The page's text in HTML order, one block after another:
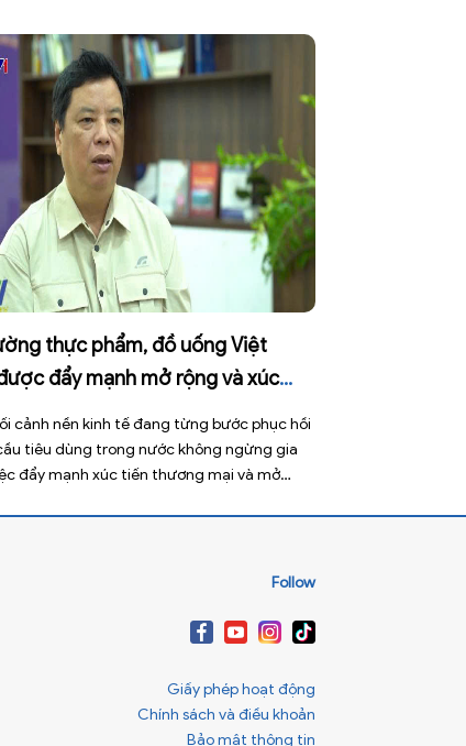
tưởng chừng đơn giản này có thể là cảnh
thực phẩm, đồ uống Việt
đẩy mạnh mở rộng và xúc
mại
cảnh nền kinh tế đang từng bước phục hồi
tiêu dùng trong nước không ngừng gia
đẩy mạnh xúc tiến thương mại và mở
Follow
Giấy phép hoạt động
Chính sách và điều khoản
Bảo mật thông tin